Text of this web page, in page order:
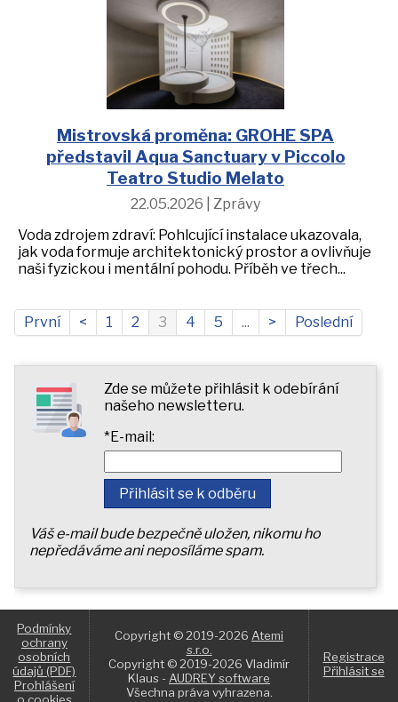
Mistrovská proměna: GROHE SPA
představil Aqua Sanctuary v Piccolo
Teatro Studio Melato
22.05.2026 | Zprávy
Voda zdrojem zdraví: Pohlcující instalace ukazovala,
jak voda formuje architektonický prostor a ovlivňuje
naši fyzickou i mentální pohodu. Příběh ve třech...
První < 1 2 3 4 5 ... > Poslední
Zde se můžete přihlásit k odebírání
našeho newsletteru.
*E-mail:
Váš e-mail bude bezpečně uložen, nikomu ho
nepředáváme ani neposíláme spam.
Podmínky
ochrany
osobních
údajů (PDF)
Prohlášení
Copyright © 2019-2026 Atemi
s.r.o.
Copyright © 2019-2026 Vladimír
Klaus - AUDREY software
Všechna práva vyhrazena.
Registrace
Přihlásit se